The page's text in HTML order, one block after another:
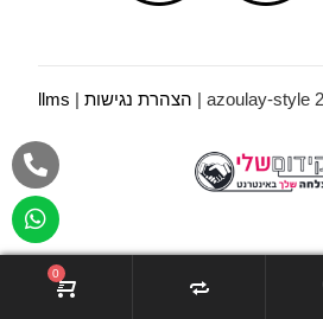
הצהרת נגישות |
llms
0